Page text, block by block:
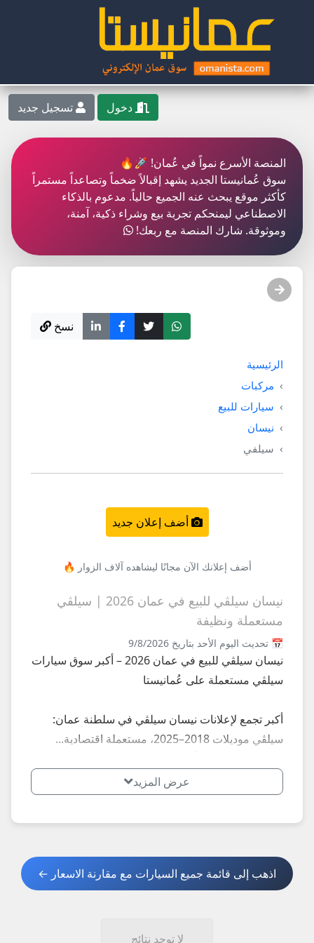
دخول تسجيل جديد
المنصة الأسرع نمواً في عُمان! 🚀🔥
سوق عُمانيستا الجديد يشهد إقبالاً ضخماً وتصاعداً مستمراً
كأكثر موقع يبحث عنه الجميع حالياً. مدعوم بالذكاء
الاصطناعي ليمنحكم تجربة بيع وشراء ذكية، آمنة،
وموثوقة. شارك المنصة مع ربعك!
نسخ
الرئيسية
مركبات
سيارات للبيع
نيسان
سيلفي
أضف إعلان جديد
أضف إعلانك الآن مجانًا ليشاهده آلاف الزوار 🔥
نيسان سيلڤي للبيع في عمان 2026 | سيلڤي
مستعملة ونظيفة
📅 تحديث اليوم الأحد بتاريخ 9/8/2026
نيسان سيلڤي للبيع في عمان 2026 – أكبر سوق سيارات
سيلڤي مستعملة على عُمانيستا
أكبر تجمع لإعلانات نيسان سيلڤي في سلطنة عمان:
سيلڤي موديلات 2018–2025، مستعملة اقتصادية...
بركاء، السيب، بوشر، مطرح، البريمي، الدقم وكل
الولايات – أسعار تبدأ من 4,000 ريال.
- سيلڤي 1.6 و1.8: سيدان اقتصادية يومية.
عرض المزيد
اذهب إلى قائمة جميع السيارات مع مقارنة الاسعار ←
لا توجد نتائج